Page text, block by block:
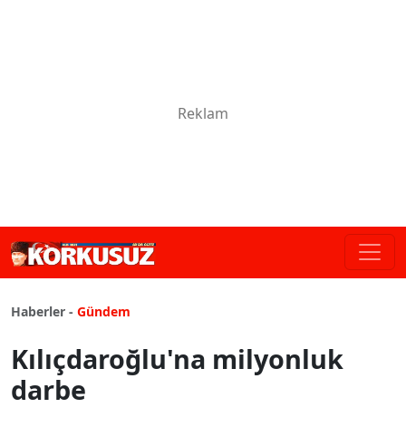
Haberler - Gündem
Kılıçdaroğlu'na milyonluk
darbe